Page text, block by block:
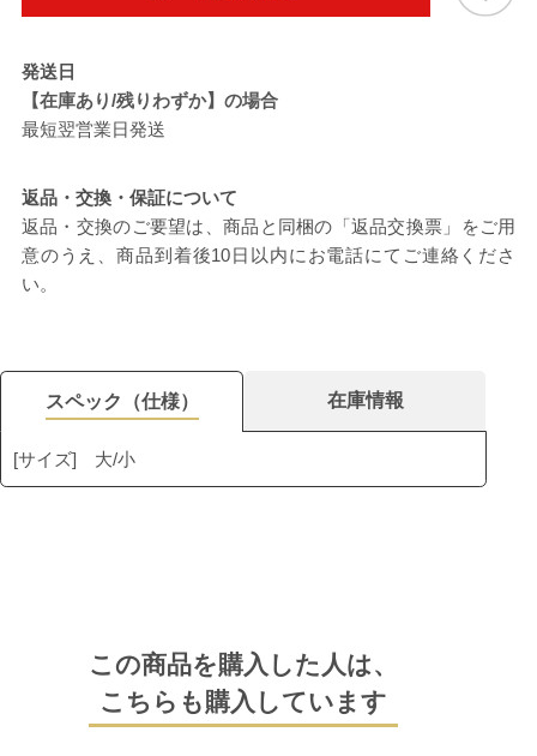
発送日
【在庫あり/残りわずか】の場合
最短翌営業日発送
返品・交換・保証について
返品・交換のご要望は、商品と同梱の「返品交換票」をご用
意のうえ、商品到着後10日以内にお電話にてご連絡くださ
い。
スペック（仕様） 在庫情報
[サイズ] 大/小
この商品を購入した人は、
こちらも購入しています